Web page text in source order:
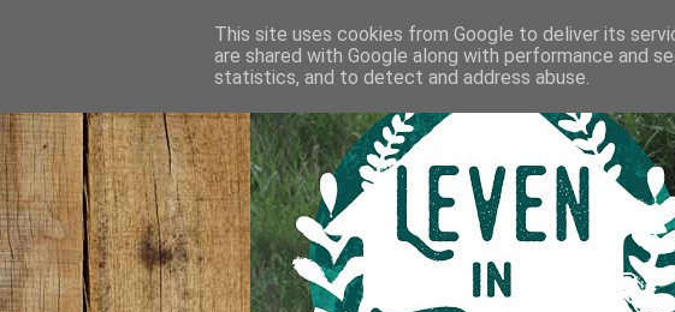
This site uses cookies from Google to deliver its
are shared with Google along with performance and
statistics, and to detect and address abuse.